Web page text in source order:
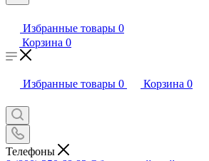
Избранные товары 0
Корзина 0
Избранные товары 0 Корзина 0
Телефоны